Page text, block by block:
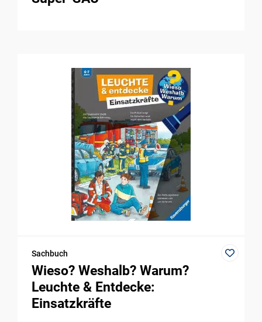
Sachbuch
Wieso? Weshalb? Warum?
Leuchte & Entdecke:
Einsatzkräfte